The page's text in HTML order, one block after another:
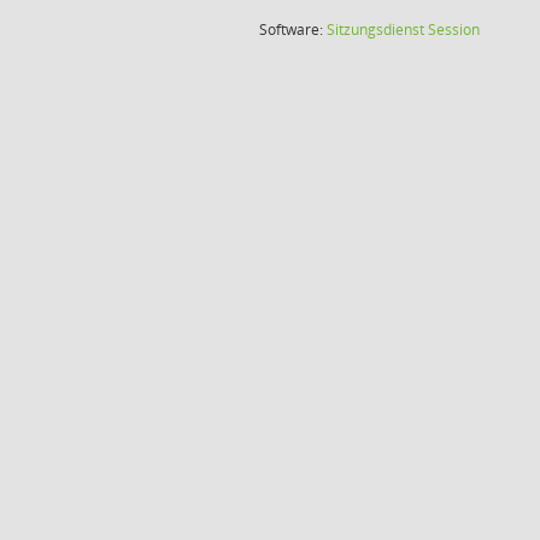
Software:SitzungsdienstSession(Wird in